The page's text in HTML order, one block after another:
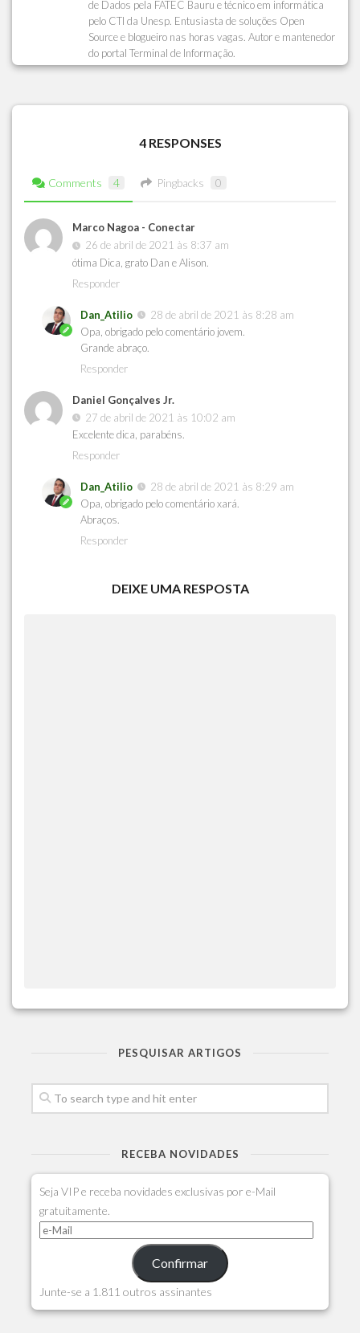
de Dados pela FATEC Bauru e técnico em informática
pelo CTI da Unesp. Entusiasta de soluções Open
Source e blogueiro nas horas vagas. Autor e mantenedor
do portal Terminal de Informação.
4 RESPONSES
Comments 4 Pingbacks 0
Marco Nagoa - Conectar
26 de abril de 2021 às 8:37 am
ótima Dica, grato Dan e Alison.
Responder
Dan_Atilio
28 de abril de 2021 às 8:28 am
Opa, obrigado pelo comentário jovem.
Grande abraço.
Responder
Daniel Gonçalves Jr.
27 de abril de 2021 às 10:02 am
Excelente dica, parabéns.
Responder
Dan_Atilio
28 de abril de 2021 às 8:29 am
Opa, obrigado pelo comentário xará.
Abraços.
Responder
DEIXE UMA RESPOSTA
PESQUISAR ARTIGOS
RECEBA NOVIDADES
Seja VIP e receba novidades exclusivas por e-Mail
gratuitamente.
Confirmar
Junte-se a 1.811 outros assinantes